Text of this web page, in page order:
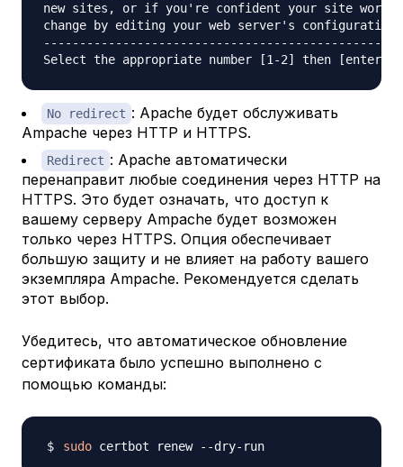
new sites, or if you're confident your site works
change by editing your web server's configuration.
No redirect ​​​: Apache будет обслуживать
Ampache через HTTP и HTTPS.
Redirect : Apache автоматически
перенаправит любые соединения через HTTP на
HTTPS. Это будет означать, что доступ к
вашему серверу Ampache будет возможен
только через HTTPS. Опция обеспечивает
большую защиту и не влияет на работу вашего
экземпляра Ampache. Рекомендуется сделать
этот выбор.
Убедитесь, что автоматическое обновление
сертификата было успешно выполнено с
помощью команды:
sudo